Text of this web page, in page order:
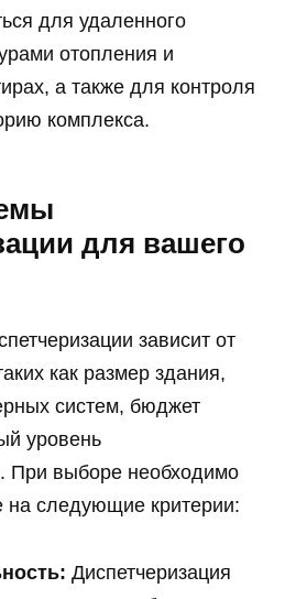
для удаленного
отопления и
а также для контроля
комплекса.
для вашего
зависит от
как размер здания,
систем, бюджет
уровень
При выборе необходимо
на следующие критерии:
Диспетчеризация